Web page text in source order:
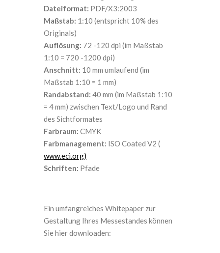
Dateiformat: PDF/X3:2003
Maßstab: 1:10 (entspricht 10% des
Originals)
Auflösung: 72 -120 dpi (im Maßstab
1:10 = 720 -1200 dpi)
Anschnitt: 10 mm umlaufend (im
Maßstab 1:10 = 1 mm)
Randabstand: 40 mm (im Maßstab 1:10
= 4 mm) zwischen Text/Logo und Rand
des Sichtformates
Farbraum: CMYK
Farbmanagement: ISO Coated V2 (
www.eci.org)
Schriften: Pfade
Ein umfangreiches Whitepaper zur
Gestaltung Ihres Messestandes können
Sie hier downloaden: